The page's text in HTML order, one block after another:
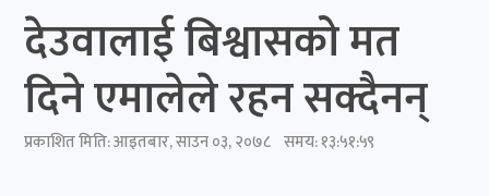
देउवालाई बिश्वासको मत
दिने एमालेले रहन सक्दैनन्
प्रकाशित मिति:आइतबार, साउन ०३, २०७८ समय: १३:५१:५९